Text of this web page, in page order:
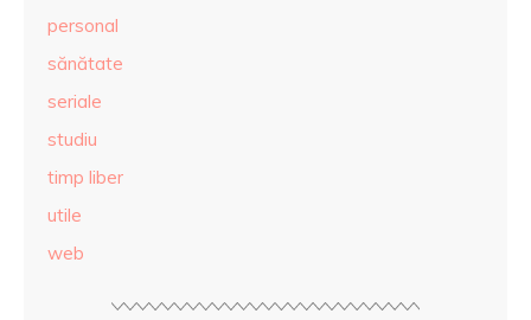
personal
sănătate
seriale
studiu
timp liber
utile
web